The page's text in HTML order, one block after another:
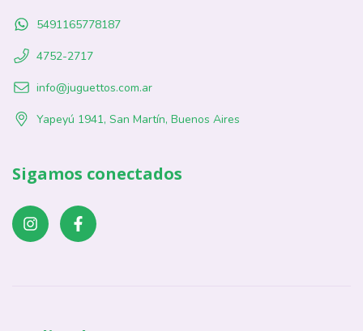
5491165778187
4752-2717
info@juguettos.com.ar
Yapeyú 1941, San Martín, Buenos Aires
Sigamos conectados